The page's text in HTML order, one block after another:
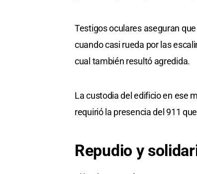
Testigos oculares aseguran
cuando casi rueda por las
cual también resultó agredida.
La custodia del edificio en ese
requirió la presencia del 911
Repudio y